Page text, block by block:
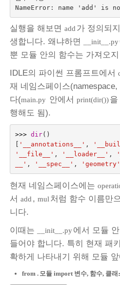
실행을 해보면 add 가 정의되
생합니다. 왜냐하면
__init__.py
뿐 모듈 안의 함수는 가져오
IDLE의 파이썬 프롬프트에서
재 네임스페이스
다(main.py 안에서 print(dir())을
행해도 됨).
>>> dir()
'__annotations__' ,
'__file__' , '__loader__' ,
__' , '__spec__' , 'geometry'
현재 네임스페이스에는
서 add , mul 처럼 함수 이름만
니다.
이때는
__init__.py에서 모듈
들어야 합니다. 특히 현재 패
확하게 나타내기 위해 모듈 앞
from . 모듈 import 변수, 함수, 클래